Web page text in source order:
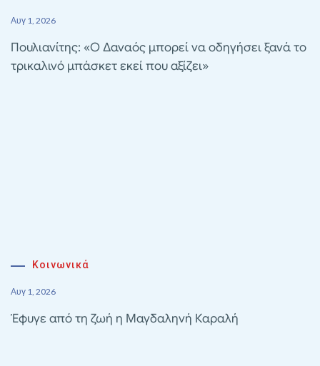
Αυγ 1, 2026
Πουλιανίτης: «Ο Δαναός μπορεί να οδηγήσει ξανά το
τρικαλινό μπάσκετ εκεί που αξίζει»
Κοινωνικά
Αυγ 1, 2026
Έφυγε από τη ζωή η Μαγδαληνή Καραλή